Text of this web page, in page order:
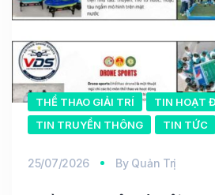
THỂ THAO GIẢI TRÍ
TIN HOẠT
TIN TRUYỀN THÔNG
TIN TỨC
25/07/2026 By Quản Trị